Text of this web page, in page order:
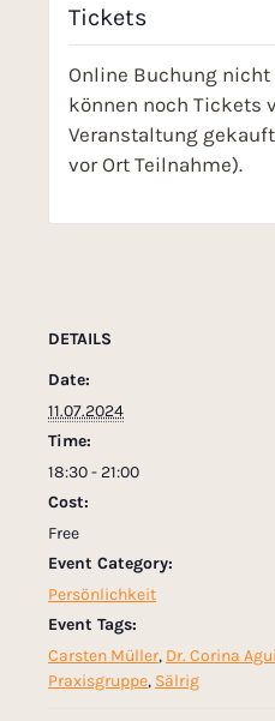
DETAILS
Date:
11.07.2024
Time:
18:30 - 21:00
Cost:
Free
Event Category:
Persönlichkeit
Event Tags:
Carsten Müller, Dr. Corina
Praxisgruppe, Sälrig
Tickets
Online Buchung nicht
können noch Tickets
Veranstaltung
vor Ort Teilnahme).